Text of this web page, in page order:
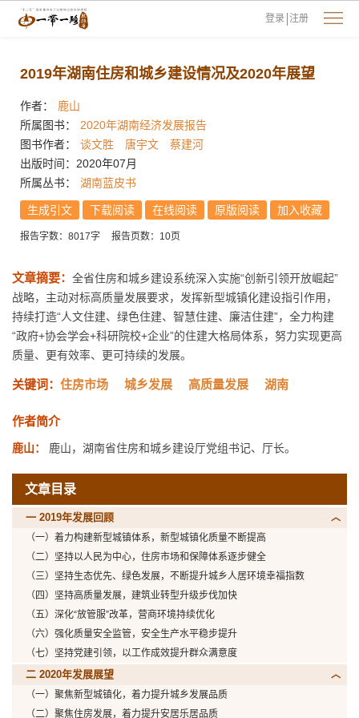
登录 注册
2019年湖南住房和城乡建设情况及2020年展望
作者：
鹿山
所属图书：
2020年湖南经济发展报告
图书作者：
谈文胜 唐宇文
蔡建河
出版时间：2020年07月
所属丛书：
湖南蓝皮书
生成引文 下载阅读 在线阅读 原版阅读 加入收藏
报告字数：8017字 报告页数：10页
文章摘要： 全省住房和城乡建设系统深入实施“创新引领开放崛起”
战略，主动对标高质量发展要求，发挥新型城镇化建设指引作用，
持续打造“人文住建、绿色住建、智慧住建、廉洁住建”，全力构建
“政府+协会学会+科研院校+企业”的住建大格局体系，努力实现更高
质量、更有效率、更可持续的发展。
关键词： 住房市场 城乡发展 高质量发展 湖南
作者简介
鹿山： 鹿山，湖南省住房和城乡建设厅党组书记、厅长。
文章目录
一 2019年发展回顾
（一）着力构建新型城镇体系，新型城镇化质量不断提高
（二）坚持以人民为中心，住房市场和保障体系逐步健全
（三）坚持生态优先、绿色发展，不断提升城乡人居环境幸福指数
（四）坚持高质量发展，建筑业转型升级步伐加快
（五）深化“放管服”改革，营商环境持续优化
（六）强化质量安全监管，安全生产水平稳步提升
（七）坚持党建引领，以工作成效提升群众满意度
二 2020年发展展望
（一）聚焦新型城镇化，着力提升城乡发展品质
（二）聚焦住房发展，着力提升安居乐居品质